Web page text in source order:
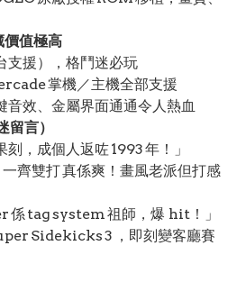
價值極高
支援），格鬥迷必玩
掌機／主機全部支援
音效、金屬界面通通令人熱血
留言）
，成個人返咗 1993 年！」
齊雙打 真係爽！畫風老派但打感
tag system 祖師，爆 hit！」
Sidekicks 3 ，即刻變客廳賽